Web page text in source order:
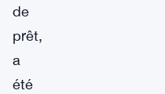
de
prêt,
a
été